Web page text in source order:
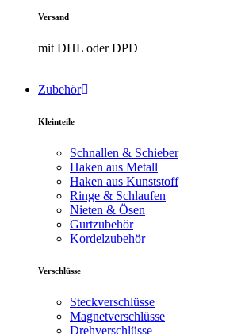
Versand
mit DHL oder DPD
Zubehör
Kleinteile
Schnallen & Schieber
Haken aus Metall
Haken aus Kunststoff
Ringe & Schlaufen
Nieten & Ösen
Gurtzubehör
Kordelzubehör
Verschlüsse
Steckverschlüsse
Magnetverschlüsse
Drehverschlüsse